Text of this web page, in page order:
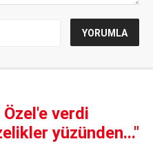
verdi
yüzünden..."